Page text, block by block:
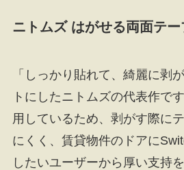
ニトムズ はがせる両面テ
「しっかり貼れて、綺麗に剥
トにしたニトムズの代表作で
用しているため、剥がす際に
にくく、賃貸物件のドアに
したいユーザーから厚い支持